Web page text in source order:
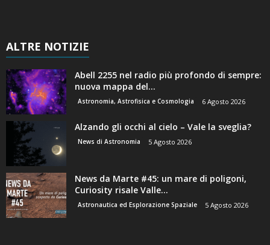
ALTRE NOTIZIE
Abell 2255 nel radio più profondo di sempre:
nuova mappa del...
Astronomia, Astrofisica e Cosmologia 6 Agosto 2026
Alzando gli occhi al cielo – Vale la sveglia?
News di Astronomia 5 Agosto 2026
News da Marte #45: un mare di poligoni,
Curiosity risale Valle...
Astronautica ed Esplorazione Spaziale 5 Agosto 2026